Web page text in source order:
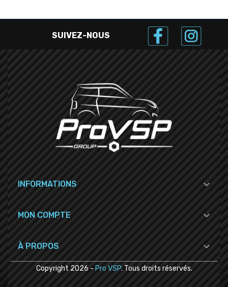
SUIVEZ-NOUS
INFORMATIONS 
MON COMPTE 
À PROPOS 
Copyright2026-Pro VSP. Tous droits réservés.